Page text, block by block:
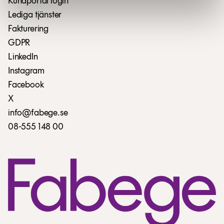
Lediga tjänster
Fakturering
GDPR
LinkedIn
Instagram
Facebook
X
info@fabege.se
08-555 148 00